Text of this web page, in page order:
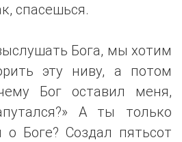
спасешься.
Бога, мы хотим
эту ниву, а потом
Бог оставил меня,
А ты только
о Боге? Создал пятьсот